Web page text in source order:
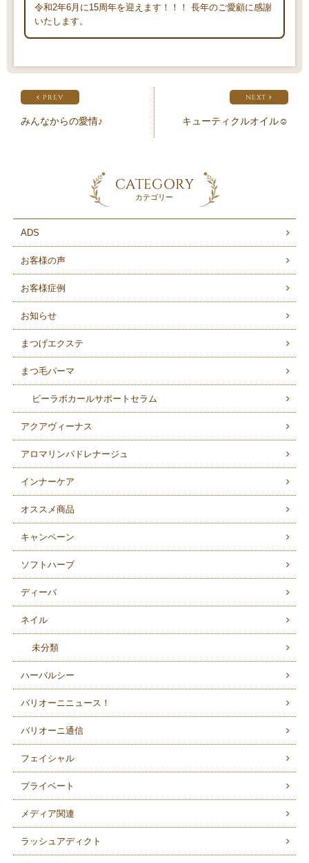
令和2年6月に15周年を迎えます！！！ 長年のご愛顧に感謝
いたします。
PREV
みんなからの愛情♪
NEXT
キューティクルオイル☺︎
CATEGORY
カテゴリー
ADS
お客様の声
お客様症例
お知らせ
まつげエクステ
まつ毛パーマ
ビーラボカールサポートセラム
アクアヴィーナス
アロマリンパドレナージュ
インナーケア
オススメ商品
キャンペーン
ソフトハーブ
ディーバ
ネイル
未分類
ハーバルシー
バリオーニニュース！
バリオーニ通信
フェイシャル
プライベート
メディア関連
ラッシュアディクト